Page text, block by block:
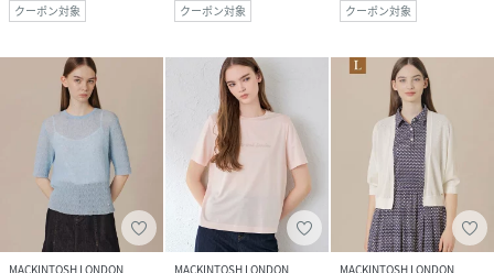
クーポン対象
クーポン対象
クーポン対象
MACKINTOSH LONDON
MACKINTOSH LONDON
MACKINTOSH LONDON